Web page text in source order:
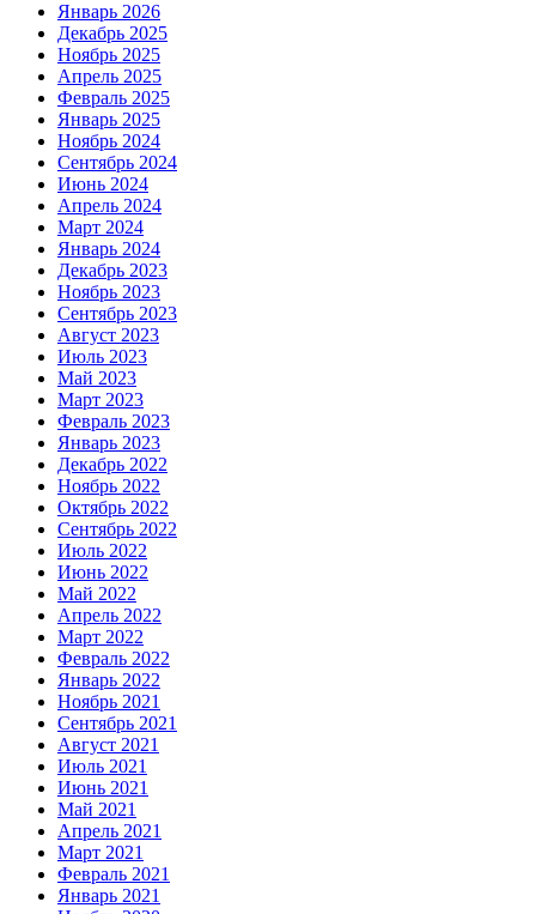
Январь 2026
Декабрь 2025
Ноябрь 2025
Апрель 2025
Февраль 2025
Январь 2025
Ноябрь 2024
Сентябрь 2024
Июнь 2024
Апрель 2024
Март 2024
Январь 2024
Декабрь 2023
Ноябрь 2023
Сентябрь 2023
Август 2023
Июль 2023
Май 2023
Март 2023
Февраль 2023
Январь 2023
Декабрь 2022
Ноябрь 2022
Октябрь 2022
Сентябрь 2022
Июль 2022
Июнь 2022
Май 2022
Апрель 2022
Март 2022
Февраль 2022
Январь 2022
Ноябрь 2021
Сентябрь 2021
Август 2021
Июль 2021
Июнь 2021
Май 2021
Апрель 2021
Март 2021
Февраль 2021
Январь 2021